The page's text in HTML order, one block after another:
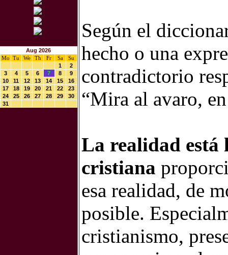
Aug 2026
Mo
Tu We Th Fr Sa
Su
1
2
3
4 5 6 7 8
9
10
11 12 13 14 15
16
17
18 19 20 21 22
23
24
25 26 27 28 29
30
31
Según el
hecho o una
contradictorio
“Mira al avaro,
La realidad está
cristiana
esa realidad, de
posible.
cristianismo,